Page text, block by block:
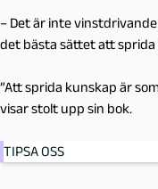
– Det är inte
det bästa sättet att sprida
”Att sprida kunskap är
visar stolt upp sin bok.
TIPSA OSS